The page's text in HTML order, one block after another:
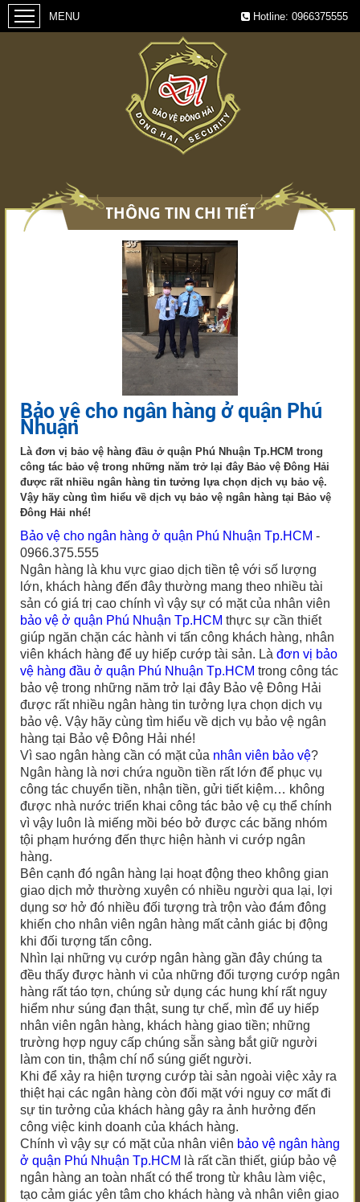
Hotline: 0966375555
THÔNG TIN CHI TIẾT
Bảo vệ cho ngân hàng ở quận Phú
Nhuận
Là đơn vị bảo vệ hàng đầu ở quận Phú Nhuận Tp.HCM trong
công tác bảo vệ trong những năm trở lại đây Bảo vệ Đông Hải
được rất nhiều ngân hàng tin tưởng lựa chọn dịch vụ bảo vệ.
Vậy hãy cùng tìm hiểu về dịch vụ bảo vệ ngân hàng tại Bảo vệ
Đông Hải nhé!
Bảo vệ cho ngân hàng ở quận Phú Nhuận Tp.HCM -
0966.375.555
Ngân hàng là khu vực giao dịch tiền tệ với số lượng
lớn, khách hàng đến đây thường mang theo nhiều tài
sản có giá trị cao chính vì vậy sự có mặt của nhân viên
bảo vệ ở quận Phú Nhuận Tp.HCM thực sự cần thiết
giúp ngăn chặn các hành vi tấn công khách hàng, nhân
viên khách hàng để uy hiếp cướp tài sản. Là đơn vị bảo
vệ hàng đầu ở quận Phú Nhuận Tp.HCM trong công tác
bảo vệ trong những năm trở lại đây Bảo vệ Đông Hải
được rất nhiều ngân hàng tin tưởng lựa chọn dịch vụ
bảo vệ. Vậy hãy cùng tìm hiểu về dịch vụ bảo vệ ngân
hàng tại Bảo vệ Đông Hải nhé!
Vì sao ngân hàng cần có mặt của nhân viên bảo vệ?
Ngân hàng là nơi chứa nguồn tiền rất lớn để phục vụ
công tác chuyển tiền, nhận tiền, gửi tiết kiệm… không
được nhà nước triển khai công tác bảo vệ cụ thể chính
vì vậy luôn là miếng mồi béo bở được các băng nhóm
tội phạm hướng đến thực hiện hành vi cướp ngân
hàng.
Bên cạnh đó ngân hàng lại hoạt động theo không gian
giao dịch mở thường xuyên có nhiều người qua lại, lợi
dụng sơ hở đó nhiều đối tượng trà trộn vào đám đông
khiến cho nhân viên ngân hàng mất cảnh giác bị động
khi đối tượng tấn công.
Nhìn lại những vụ cướp ngân hàng gần đây chúng ta
đều thấy được hành vi của những đối tượng cướp ngân
hàng rất táo tợn, chúng sử dụng các hung khí rất nguy
hiểm như súng đạn thật, sung tự chế, mìn để uy hiếp
nhân viên ngân hàng, khách hàng giao tiền; những
trường hợp nguy cấp chúng sẵn sàng bắt giữ người
làm con tin, thậm chí nổ súng giết người.
Khi để xảy ra hiện tượng cướp tài sản ngoài việc xảy ra
thiệt hại các ngân hàng còn đối mặt với nguy cơ mất đi
sự tin tưởng của khách hàng gây ra ảnh hưởng đến
công việc kinh doanh của khách hàng.
Chính vì vậy sự có mặt của nhân viên bảo vệ ngân hàng
ở quận Phú Nhuận Tp.HCM là rất cần thiết, giúp bảo vệ
ngân hàng an toàn nhất có thể trong từ khâu làm việc,
tạo cảm giác yên tâm cho khách hàng và nhân viên giao